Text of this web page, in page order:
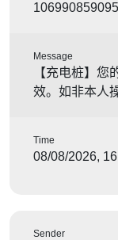
106990859095
Message
【充电桩】您
效。如非本人
Time
08/08/2026,
Sender